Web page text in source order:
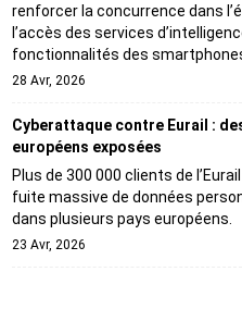
renforcer la concurrence dans
l’accès des services
fonctionnalités des
28 Avr, 2026
Cyberattaque contre Eurail :
européens exposées
Plus de 300 000 clients de
fuite massive de données
dans plusieurs pays européens.
23 Avr, 2026